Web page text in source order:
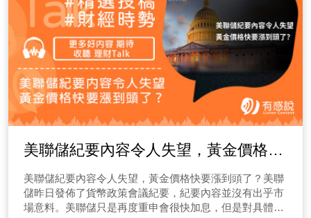
美聯儲紀要內容令人失望，黃金價格快
要漲到頭了？
美聯儲紀要內容令人失望，黃金價格快要漲到頭了？美聯
儲昨日發佈了貨幣政策會議紀要，紀要內容並沒有出乎市
場意料。美聯儲只是再度重申會很快加息，但是對具體加